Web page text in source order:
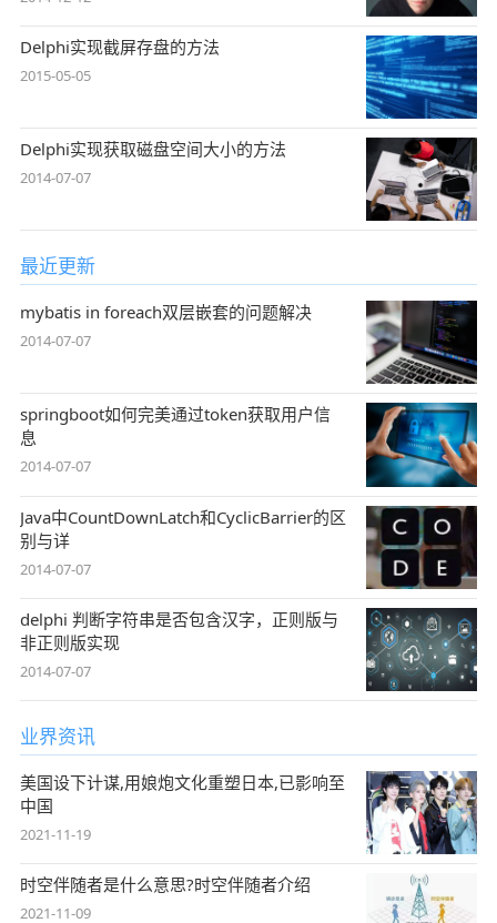
Delphi实现截屏存盘的方法
2015-05-05
Delphi实现获取磁盘空间大小的方法
2014-07-07
最近更新
mybatis in foreach双层嵌套的问题解决
2014-07-07
springboot如何完美通过token获取用户信
息
2014-07-07
Java中CountDownLatch和CyclicBarrier的区
别与详
2014-07-07
delphi 判断字符串是否包含汉字，正则版与
非正则版实现
2014-07-07
业界资讯
美国设下计谋,用娘炮文化重塑日本,已影响至
中国
2021-11-19
时空伴随者是什么意思?时空伴随者介绍
2021-11-09